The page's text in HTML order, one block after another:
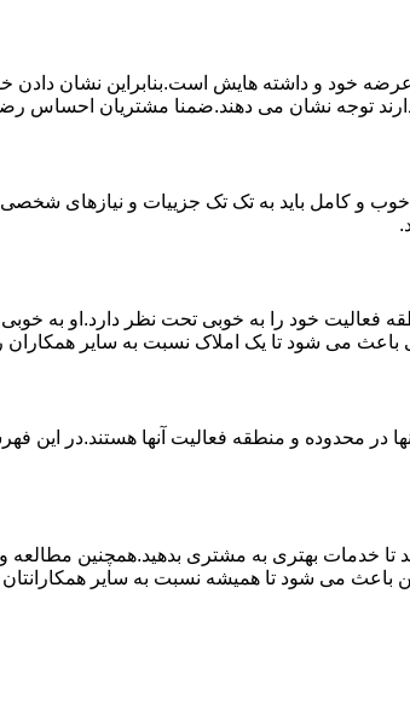
و داشته هایش است.بنابراین نشان دادن
توجه نشان می دهند.ضمنا مشتریان احساس
و کامل باید به تک تک جزییات و نیازهای
فعالیت خود را به خوبی تحت نظر دارد.او به
باعث می شود تا یک املاک نسبت به سایر همکاران
در محدوده و منطقه فعالیت آنها هستند.در این
خدمات بهتری به مشتری بدهید.همچنین مطالعه
می شود تا همیشه نسبت به سایر